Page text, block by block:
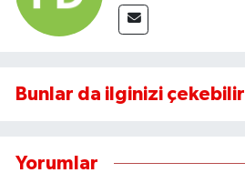
Bunlar da ilginizi çekebilir
Yorumlar